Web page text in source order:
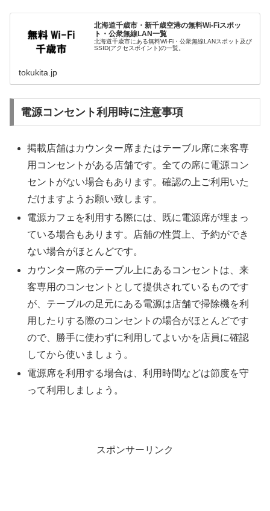
北海道千歳市・新千歳空港の無料Wi-Fiスポッ
ト・公衆無線LAN一覧
北海道千歳市にある無料Wi-Fi・公衆無線LANスポット及び
SSID(アクセスポイント)の一覧。
tokukita.jp
電源コンセント利用時に注意事項
掲載店舗はカウンター席またはテーブル席に来客専
用コンセントがある店舗です。全ての席に電源コン
セントがない場合もあります。確認の上ご利用いた
だけますようお願い致します。
電源カフェを利用する際には、既に電源席が埋まっ
ている場合もあります。店舗の性質上、予約ができ
ない場合がほとんどです。
カウンター席のテーブル上にあるコンセントは、来
客専用のコンセントとして提供されているものです
が、テーブルの足元にある電源は店舗で掃除機を利
用したりする際のコンセントの場合がほとんどです
ので、勝手に使わずに利用してよいかを店員に確認
してから使いましょう。
電源席を利用する場合は、利用時間などは節度を守
って利用しましょう。
スポンサーリンク